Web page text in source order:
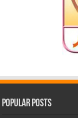
Popular Posts